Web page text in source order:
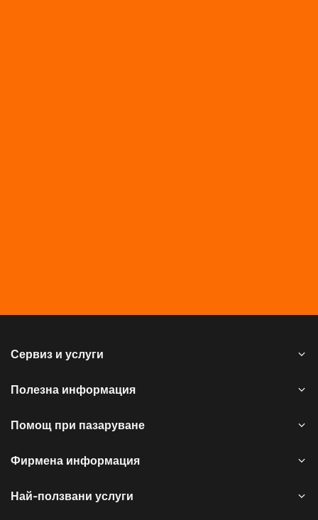
Сервиз и услуги
Полезна информация
Помощ при пазаруване
Фирмена информация
Най-ползвани услуги